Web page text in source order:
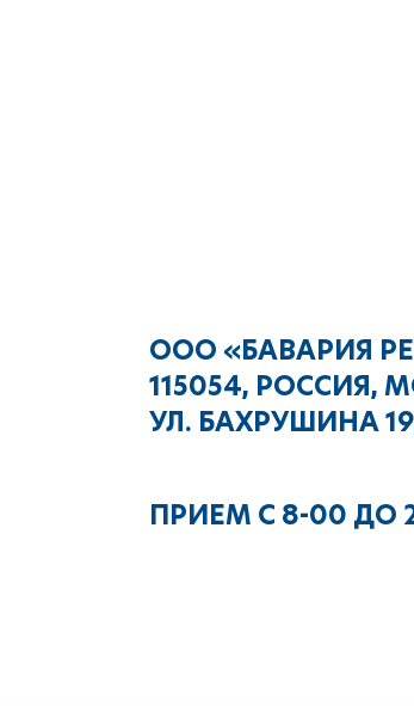
ООО «БАВАРИЯ
115054, РОССИЯ,
УЛ. БАХРУШИНА
ПРИЕМ С 8-00 ДО